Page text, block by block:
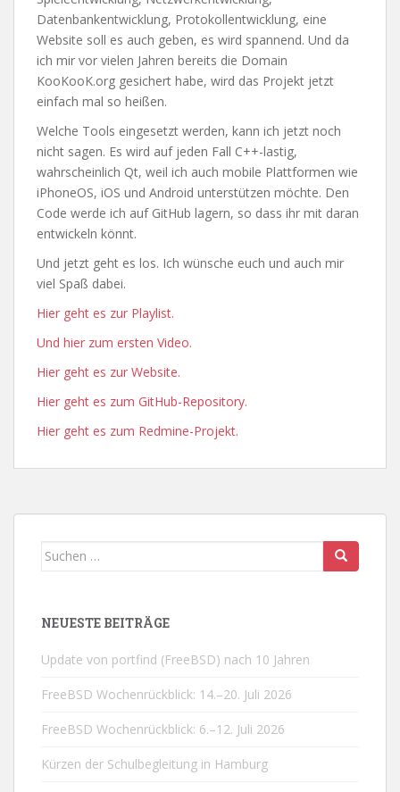
Datenbankentwicklung, Protokollentwicklung, eine
Website soll es auch geben, es wird spannend. Und da
ich mir vor vielen Jahren bereits die Domain
KooKooK.org gesichert habe, wird das Projekt jetzt
einfach mal so heißen.
Welche Tools eingesetzt werden, kann ich jetzt noch
nicht sagen. Es wird auf jeden Fall C++-lastig,
wahrscheinlich Qt, weil ich auch mobile Plattformen wie
iPhoneOS, iOS und Android unterstützen möchte. Den
Code werde ich auf GitHub lagern, so dass ihr mit daran
entwickeln könnt.
Und jetzt geht es los. Ich wünsche euch und auch mir
viel Spaß dabei.
Hier geht es zur Playlist.
Und hier zum ersten Video.
Hier geht es zur Website.
Hier geht es zum GitHub-Repository.
Hier geht es zum Redmine-Projekt.
Suchen
NEUESTE BEITRÄGE
Update von portfind (FreeBSD) nach 10 Jahren
FreeBSD Wochenrückblick: 14.–20. Juli 2026
FreeBSD Wochenrückblick: 6.–12. Juli 2026
Kürzen der Schulbegleitung in Hamburg